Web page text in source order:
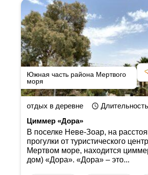
Южная часть района Мертвого
моря
отдых в деревне Длительность
Циммер «Дора»
В поселке Неве-Зоар, на
прогулки от туристического
Мертвом море, находится
дом) «Дора». «Дора» ‒ это...